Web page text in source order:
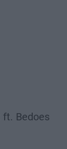
ft. Bedoes